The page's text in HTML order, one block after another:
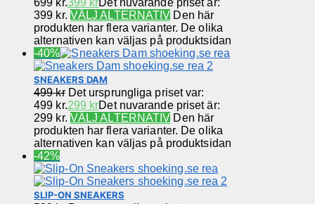
399 kr. VÄLJ ALTERNATIV Den här
produkten har flera varianter. De olika
alternativen kan väljas på produktsidan
-40%
SNEAKERS DAM
499kr Det ursprungliga priset var:
499 kr.299 krDet nuvarande priset är:
299 kr. VÄLJ ALTERNATIV Den här
produkten har flera varianter. De olika
alternativen kan väljas på produktsidan
-42%
SLIP-ON SNEAKERS